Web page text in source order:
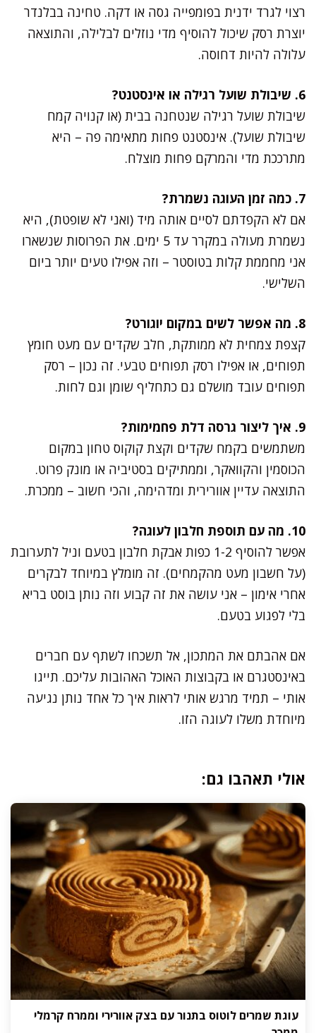
רצוי לגרד ידנית בפומפייה גסה או דקה. טחינה בבלנדר
יוצרת רסק שיכול להוסיף מדי נוזלים לבלילה, והתוצאה
עלולה להיות דחוסה.
6. שיבולת שועל רגילה או אינסטנט?
שיבולת שועל רגילה שנטחנה בבית (או קנויה קמח
שיבולת שועל). אינסטנט פחות מתאימה פה – היא
מתרככת מדי והמרקם פחות מוצלח.
7. כמה זמן העוגה נשמרת?
אם לא הקפדתם לסיים אותה מיד (ואני לא שופטת), היא
נשמרת מעולה במקרר עד 5 ימים. את הפרוסות שנשארו
אני מחממת קלות בטוסטר – וזה אפילו טעים יותר ביום
השלישי.
8. מה אפשר לשים במקום יוגורט?
קצפת צמחית לא ממותקת, חלב שקדים עם מעט חומץ
תפוחים, או אפילו רסק תפוחים טבעי. זה נכון – רסק
תפוחים עובד מושלם גם כתחליף שומן וגם לחות.
9. איך ליצור גרסה דלת פחמימות?
משתמשים בקמח שקדים וקצת קוקוס טחון במקום
הכוסמין והקוואקר, וממתיקים בסטיביה או מונק פרוט.
התוצאה עדיין אוורירית ומדהימה, והכי חשוב – ממכרת.
10. מה עם תוספת חלבון לעוגה?
אפשר להוסיף 1-2 כפות אבקת חלבון בטעם וניל לתערובת
(על חשבון מעט מהקמחים). זה מומלץ במיוחד לבקרים
אחרי אימון – אני עושה את זה קבוע וזה נותן בוסט בריא
בלי לפגוע בטעם.
אם אהבתם את המתכון, אל תשכחו לשתף עם חברים
באינסטגרם או בקבוצות האוכל האהובות עליכם. תייגו
אותי – תמיד מרגש אותי לראות איך כל אחד נותן נגיעה
מיוחדת משלו לעוגה הזו.
אולי תאהבו גם:
עוגת שמרים לוטוס בתנור עם בצק אוורירי וממרח קרמלי